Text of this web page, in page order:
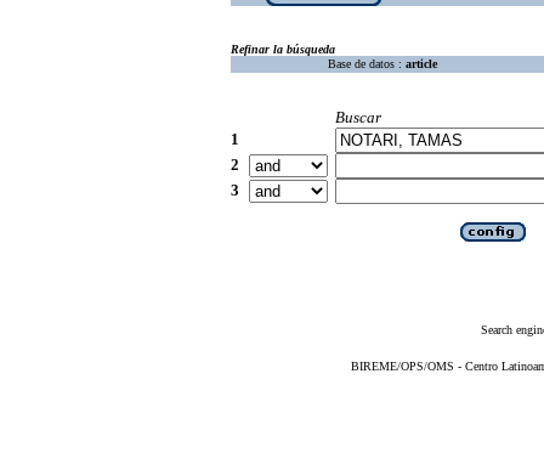
Refinar la búsqueda
Base de datos : article
Buscar
1
2
3
Search
BIREME/OPS/OMS - Centro